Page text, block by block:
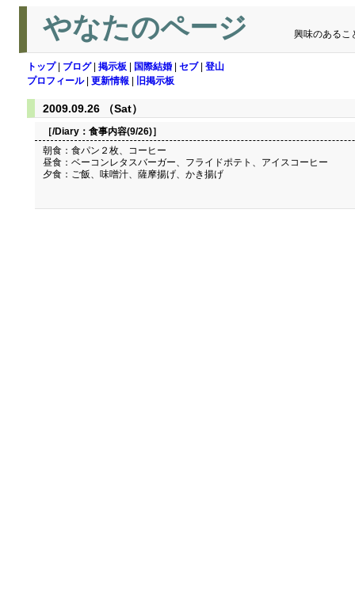
やなたのページ 興味のあるこ
トップ| ブログ| 掲示板 国際結婚 セブ| 登山
プロフィール| 更新情報 旧掲示板
2009.09.26 （Sat）
［/Diary： 食事内容(9/26)］
朝食：食パン２枚、コーヒー
昼食：ベーコンレタスバーガー、フライドポテト、アイスコーヒー
夕食：ご飯、味噌汁、薩摩揚げ、かき揚げ